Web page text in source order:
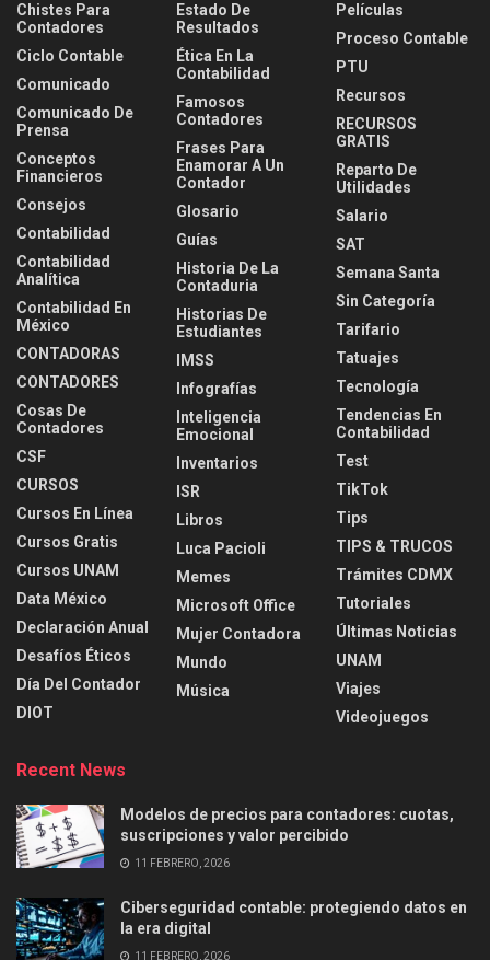
Chistes Para
Contadores
Ciclo Contable
Comunicado
Comunicado De
Prensa
Conceptos
Financieros
Consejos
Contabilidad
Contabilidad
Analítica
Contabilidad En
México
CONTADORAS
CONTADORES
Cosas De
Contadores
CSF
CURSOS
Cursos En Línea
Cursos Gratis
Cursos UNAM
Data México
Declaración Anual
Desafíos Éticos
Día Del Contador
DIOT
Estado De
Resultados
Ética En La
Contabilidad
Famosos
Contadores
Frases Para
Enamorar A Un
Contador
Glosario
Guías
Historia De La
Contaduria
Historias De
Estudiantes
IMSS
Infografías
Inteligencia
Emocional
Inventarios
ISR
Libros
Luca Pacioli
Memes
Microsoft Office
Mujer Contadora
Mundo
Música
Películas
Proceso Contable
PTU
Recursos
RECURSOS
GRATIS
Reparto De
Utilidades
Salario
SAT
Semana Santa
Sin Categoría
Tarifario
Tatuajes
Tecnología
Tendencias En
Contabilidad
Test
TikTok
Tips
TIPS & TRUCOS
Trámites CDMX
Tutoriales
Últimas Noticias
UNAM
Viajes
Videojuegos
Recent News
Modelos de precios para contadores: cuotas,
suscripciones y valor percibido
11 FEBRERO, 2026
Ciberseguridad contable: protegiendo datos en
la era digital
11 FEBRERO, 2026